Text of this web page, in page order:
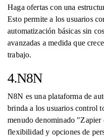
Haga ofertas con una
Esto permite a los usuarios
automatización básicas sin
avanzadas a medida que
trabajo.
4.N8N
N8N es una plataforma de
brinda a los usuarios control
menudo denominado "Zapier
flexibilidad y opciones de